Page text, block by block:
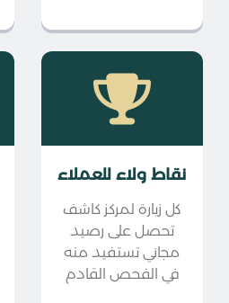
نقاط ولاء للعملاء
كل زيارة لمركز كاشف
تحصل على رصيد
مجاني تستفيد منه
في الفحص القادم